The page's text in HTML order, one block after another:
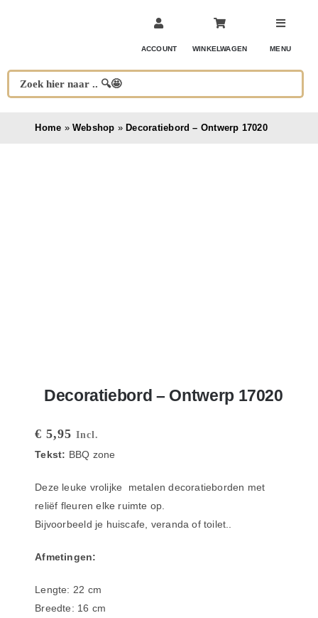
ACCOUNT WINKELWAGEN MENU
Home » Webshop » Decoratiebord – Ontwerp 17020
Decoratiebord – Ontwerp 17020
€ 5,95 Incl.
Tekst: BBQ zone
Deze leuke vrolijke metalen decoratieborden met
reliëf fleuren elke ruimte op.
Bijvoorbeeld je huiscafe, veranda of toilet..
Afmetingen:
Lengte: 22 cm
Breedte: 16 cm